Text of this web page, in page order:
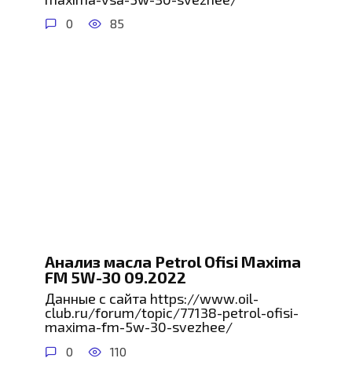
0 85
Анализ масла Petrol Ofisi Maxima
FM 5W-30 09.2022
Данные с сайта https://www.oil-
club.ru/forum/topic/77138-petrol-ofisi-
maxima-fm-5w-30-svezhee/
0 110